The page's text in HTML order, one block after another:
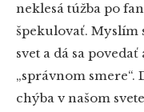
neklesá túžba po
špekulovať. Myslím
svet a dá sa
„správnom smere“.
chýba v našom